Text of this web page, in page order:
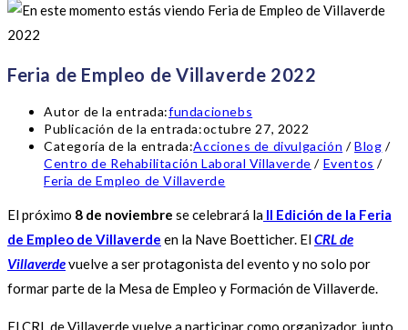
Feria de Empleo de Villaverde 2022
Autor de la entrada:fundacionebs
Publicación de la entrada:octubre 27, 2022
Categoría de la entrada:Acciones de divulgación / Blog /
Centro de Rehabilitación Laboral Villaverde / Eventos /
Feria de Empleo de Villaverde
El próximo 8 de noviembre se celebrará la II Edición de la Feria
de Empleo de Villaverde en la Nave Boetticher. ElCRL de
Villaverdevuelve a ser protagonista del evento y no solo por
formar parte de la Mesa de Empleo y Formación de Villaverde.
El CRL de Villaverde vuelve a participar como organizador, junto